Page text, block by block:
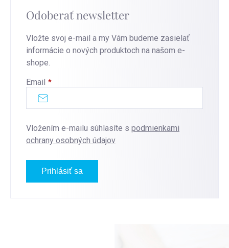
Odoberať newsletter
Vložte svoj e-mail a my Vám budeme zasielať
informácie o nových produktoch na našom e-
shope.
Email
Vložením e-mailu súhlasíte s podmienkami
ochrany osobných údajov
Prihlásiť sa